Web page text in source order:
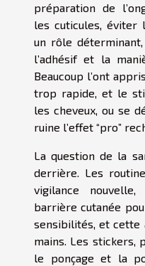
préparation de
les cuticules, éviter
un rôle
l’adhésif et la
Beaucoup l’ont
trop rapide, et le
les cheveux, ou se
ruine l’effet “pro”
La question de la
derrière. Les
vigilance
barrière cutanée
sensibilités, et cette
mains. Les stickers,
le ponçage et la